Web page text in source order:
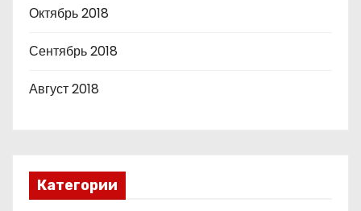
Октябрь 2018
Сентябрь 2018
Август 2018
Категории